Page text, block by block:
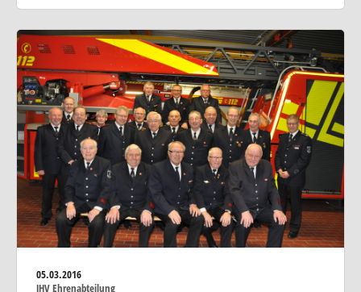
05.03.2016
JHV Ehrenabteilung